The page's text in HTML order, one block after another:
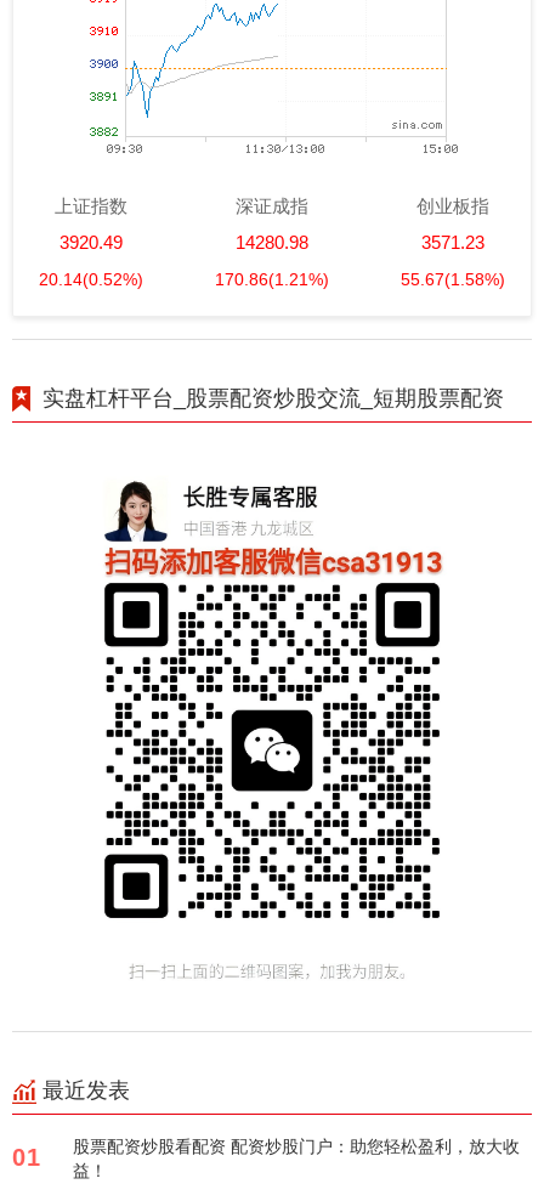
上证指数
3920.49
20.14(0.52%)
深证成指
14280.98
170.86(1.21%)
创业板指
3571.23
55.67(1.58%)
实盘杠杆平台_股票配资炒股交流_短期股票配资
最近发表
01
股票配资炒股看配资 配资炒股门户：助您轻松盈利，放大收
益！